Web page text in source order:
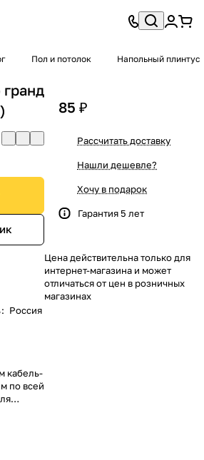
Пол и потолок Напольный плинтус
: Россия
кабель-
по всей
и
85 ₽
Рассчитать доставку
Нашли дешевле?
Хочу в подарок
Гарантия 5 лет
Цена действительна только для
интернет-магазина и может
отличаться от цен в розничных
магазинах